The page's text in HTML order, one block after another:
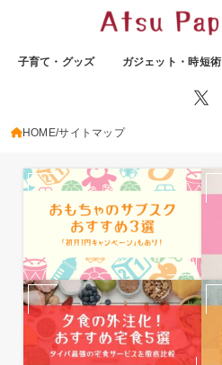
子育て・グッズ ガジェット・時短術
HOME サイトマップ